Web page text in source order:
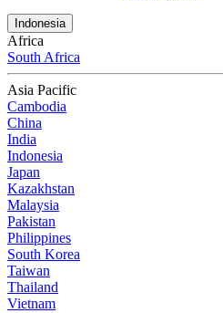
Indonesia
Africa
South Africa
Asia Pacific
Cambodia
China
India
Indonesia
Japan
Kazakhstan
Malaysia
Pakistan
Philippines
South Korea
Taiwan
Thailand
Vietnam